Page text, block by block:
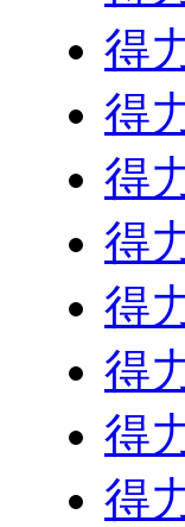
得
得
得
得
得
得
得
得